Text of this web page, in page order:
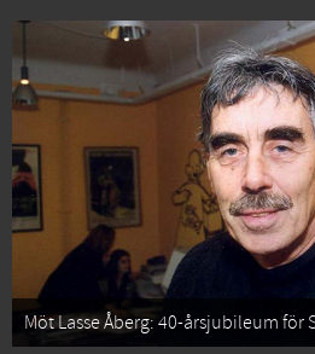
Möt Lasse Åberg: 40-årsjubileum för